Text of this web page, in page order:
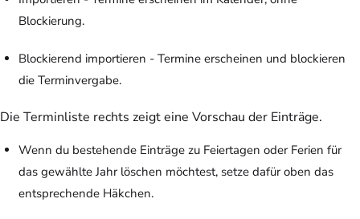
Blockierung.
Blockierend importieren - Termine erscheinen und blockieren
die Terminvergabe.
Die Terminliste rechts zeigt eine Vorschau der Einträge.
Wenn du bestehende Einträge zu Feiertagen oder Ferien für
das gewählte Jahr löschen möchtest, setze dafür oben das
entsprechende Häkchen.